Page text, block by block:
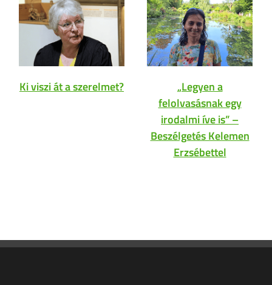
Ki viszi át a szerelmet?
„Legyen a
felolvasásnak egy
irodalmi íve is” –
Beszélgetés Kelemen
Erzsébettel